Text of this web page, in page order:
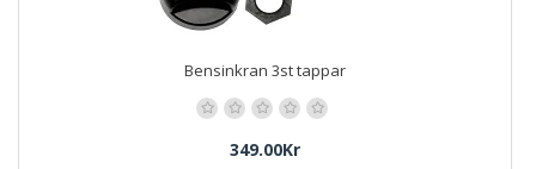
Bensinkran 3st tappar
349.00Kr